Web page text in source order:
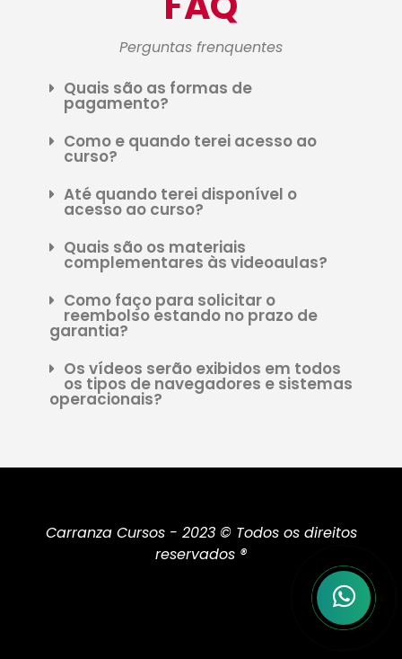
Perguntas frenquentes
Quais são as formas de
pagamento?
Como e quando terei acesso ao
curso?
Até quando terei disponível o
acesso ao curso?
Quais são os materiais
complementares às videoaulas?
Como faço para solicitar o
reembolso estando no prazo de
garantia?
Os vídeos serão exibidos em todos
os tipos de navegadores e sistemas
operacionais?
Carranza Cursos - 2023 © Todos os direitos
reservados ®